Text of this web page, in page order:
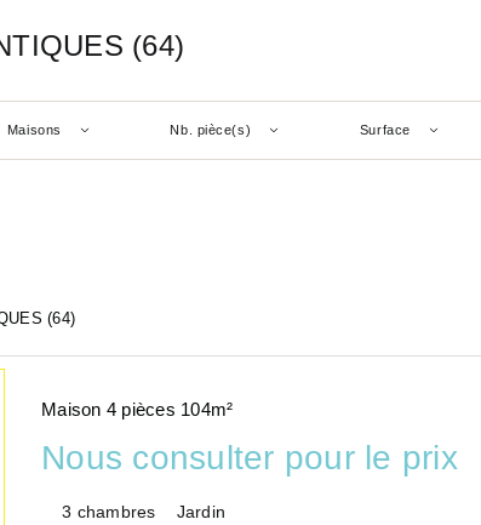
(64)
Maisons Nb. pièce(s) Surface
(64)
Maison 4 pièces 104m²
Nous consulter pour le prix
3 chambres Jardin